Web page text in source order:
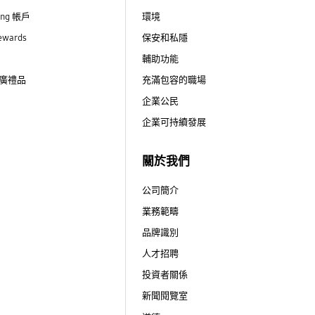
帳戶
禮品
環境
保安和私隱
輔助功能
充滿包容的職場
企業公民
企業可持續發展
關於我們
公司簡介
業務範疇
品牌識別
人才招聘
投資者關係
新聞閱覽室